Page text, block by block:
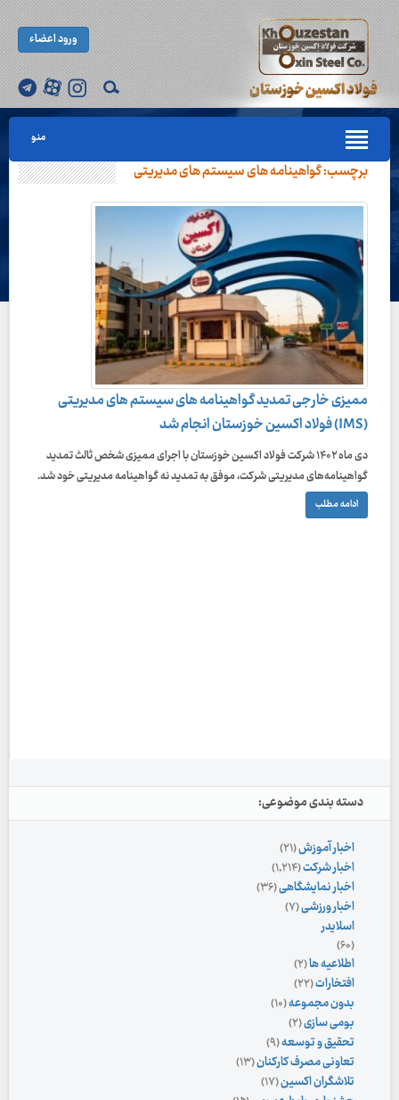
ورود اعضاء
منو
برچسب:گواهینامه های سیستم های مدیریتی
ممیزی خارجی تمدید گواهینامه های سیستم های مدیریتی
(IMS) فولاد اکسین خوزستان انجام شد
دی ماه ۱۴۰۲ شرکت فولاد اکسین خوزستان با اجرای ممیزی شخص ثالث تمدید
گواهینامه‌های مدیریتی شرکت، موفق به تمدید نه گواهینامه مدیریتی خود شد.
ادامه مطلب
دسته بندی موضوعی:
اخبار آموزش(۲۱)
اخبار شرکت(۱,۲۱۴)
اخبار نمایشگاهی(۳۶)
اخبار ورزشی(۷)
اسلایدر
(۶۰)
اطلاعیه ها(۲)
افتخارات(۲۲)
بدون مجموعه(۱۰)
بومی سازی(۲)
تحقیق و توسعه(۹)
تعاونی مصرف کارکنان(۱۳)
تلاشگران اکسین(۱۷)